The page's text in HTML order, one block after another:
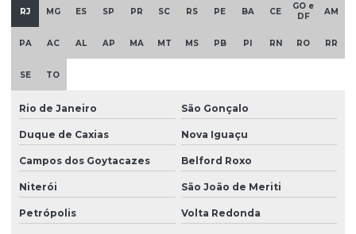
RJ MG ES SP PR SC RS PE BA CE
GO e
DF
AM
PA AC AL AP MA MT MS PB PI RN RO RR
SE TO
Rio de Janeiro São Gonçalo
Duque de Caxias Nova Iguaçu
Campos dos Goytacazes Belford Roxo
Niterói São João de Meriti
Petrópolis Volta Redonda